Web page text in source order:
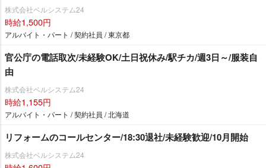
株式会社ベルシステム24
時給1,500円
アルバイト・パート / 契約社員 / 東京都
官公庁の電話取次/未経験OK/土日祝休み/駅チカ/週3日～/服装自
由
株式会社ベルシステム24
時給1,155円
アルバイト・パート / 契約社員 / 北海道
リフォームのコールセンター/18:30退社/未経験歓迎/10月開始
株式会社ベルシステム24